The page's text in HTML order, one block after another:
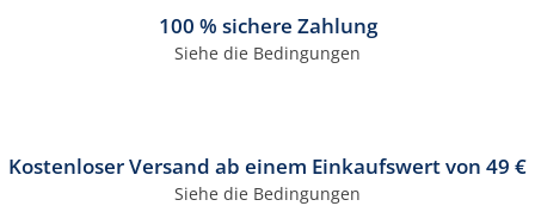
37 Bewertungen
100 % sichere Zahlung
Siehe die Bedingungen
Kostenloser Versand ab einem Einkaufswert von 49 €
Siehe die Bedingungen